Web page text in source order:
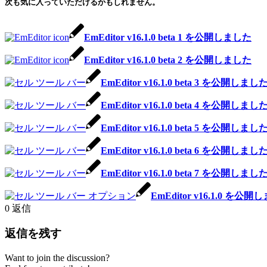
次も気に入っていただけるかもしれません。
EmEditor v16.1.0 beta 1 を公開しました
EmEditor v16.1.0 beta 2 を公開しました
EmEditor v16.1.0 beta 3 を公開しました
EmEditor v16.1.0 beta 4 を公開しました
EmEditor v16.1.0 beta 5 を公開しました
EmEditor v16.1.0 beta 6 を公開しました
EmEditor v16.1.0 beta 7 を公開しました
EmEditor v16.1.0 を公開し
0 返信
返信を残す
Want to join the discussion?